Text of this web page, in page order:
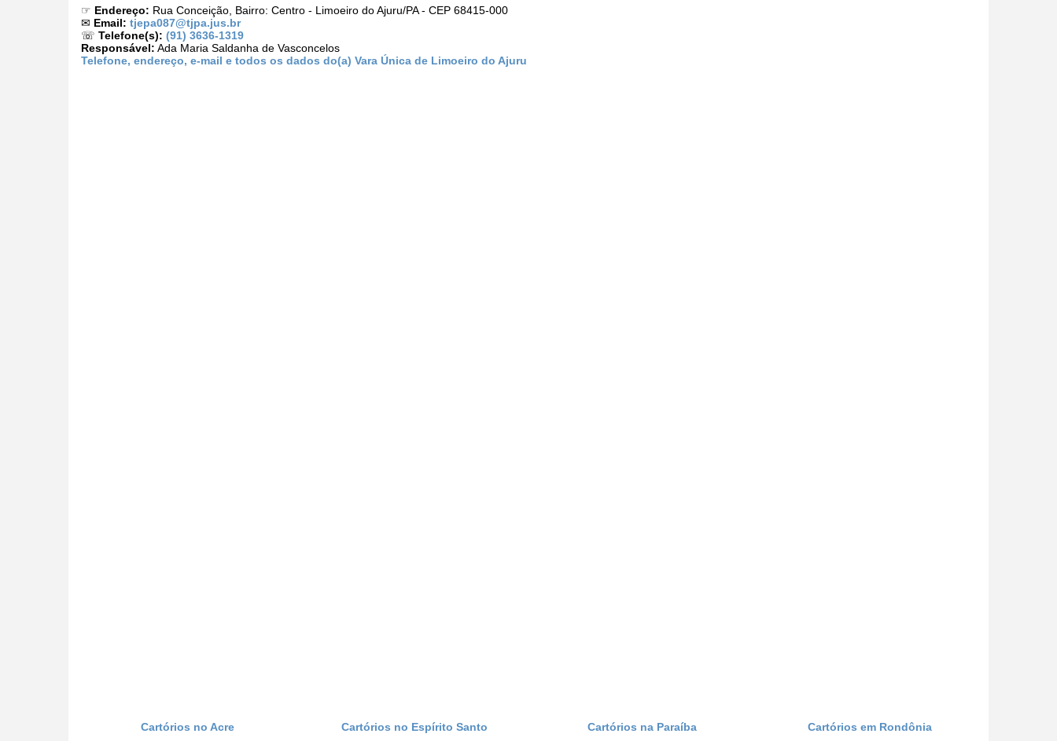
☞ Endereço: Rua Conceição, Bairro: Centro - Limoeiro do Ajuru/PA - CEP 68415-000
✉ Email: tjepa087@tjpa.jus.br
☏ Telefone(s): (91) 3636-1319
Responsável: Ada Maria Saldanha de Vasconcelos
Telefone, endereço, e-mail e todos os dados do(a) Vara Única de Limoeiro do Ajuru
Cartórios no Acre Cartórios no Espírito Santo Cartórios na Paraíba Cartórios em Rondônia